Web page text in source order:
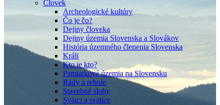
Človek
Archeologické kultúry
Čo je čo?
Dejiny človeka
Dejiny územia Slovenska a Slovákov
História územného členenia Slovenska
Králi
Kto je kto?
Pamiatkové územia na Slovensku
Rády a rehole
Stavebné slohy
Svätci a svätice